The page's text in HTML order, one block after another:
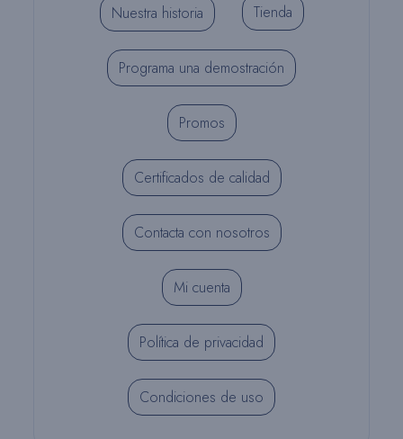
Nuestra historia Tienda
Programa una demostración
Promos
Certificados de calidad
Contacta con nosotros
Mi cuenta
Política de privacidad
Condiciones de uso